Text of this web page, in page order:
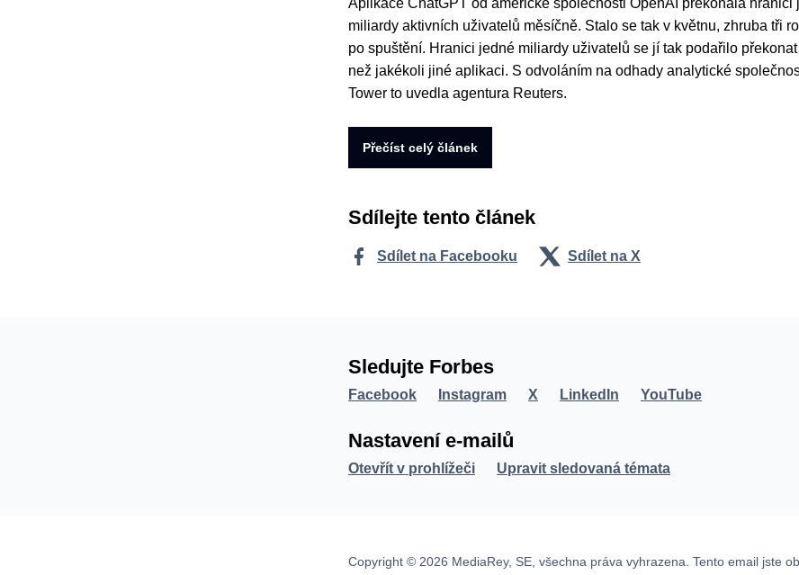
miliardy aktivních uživatelů měsíčně. Stalo se tak v květnu, zhruba tři
po spuštění. Hranici jedné miliardy uživatelů se jí tak podařilo
než jakékoli jiné aplikaci. S odvoláním na odhady analytické
Tower to uvedla agentura Reuters.
Přečíst celý článek
Sdílejte tento článek
Sdílet na Facebooku Sdílet na X
Sledujte Forbes
Facebook Instagram X LinkedIn YouTube
Nastavení e-mailů
Otevřít v prohlížeči Upravit sledovaná témata
Copyright © 2026 MediaRey, SE, všechna práva vyhrazena. Tento email jste